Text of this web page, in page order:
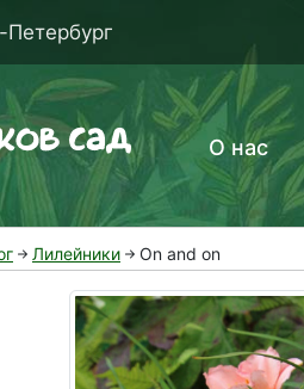
Петербург
О нас
Лилейники On and on